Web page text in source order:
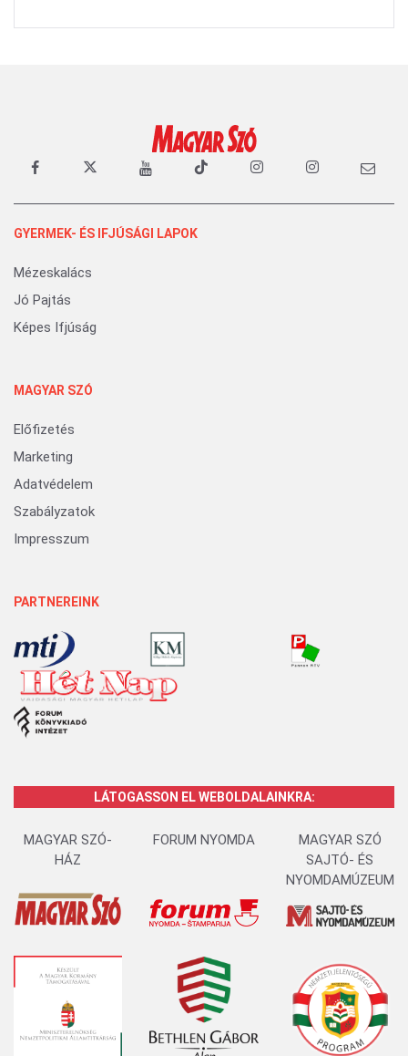
GYERMEK- ÉS IFJÚSÁGI LAPOK
Mézeskalács
Jó Pajtás
Képes Ifjúság
MAGYAR SZÓ
Előfizetés
Marketing
Adatvédelem
Szabályzatok
Impresszum
PARTNEREINK
LÁTOGASSON EL WEBOLDALAINKRA:
MAGYAR SZÓ-
HÁZ
FORUM NYOMDA
MAGYAR SZÓ
SAJTÓ- ÉS
NYOMDAMÚZEUM